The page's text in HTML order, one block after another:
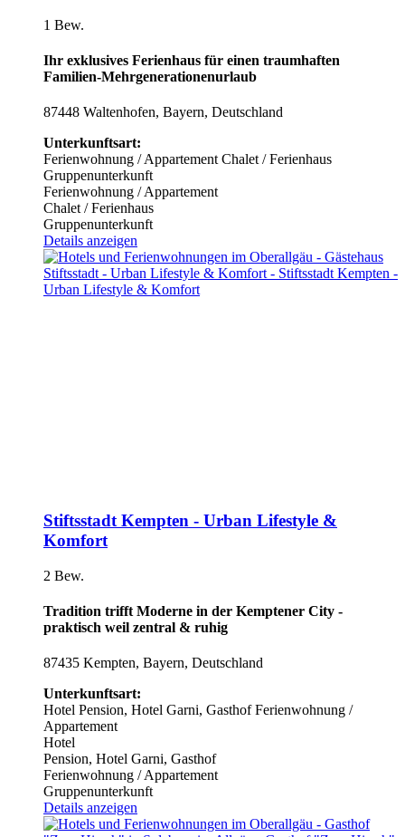
1 Bew.
Ihr exklusives Ferienhaus für einen traumhaften
Familien-Mehrgenerationenurlaub
87448 Waltenhofen, Bayern, Deutschland
Unterkunftsart:
Ferienwohnung / Appartement Chalet / Ferienhaus
Gruppenunterkunft
Ferienwohnung / Appartement
Chalet / Ferienhaus
Gruppenunterkunft
Details anzeigen
Stiftsstadt Kempten - Urban Lifestyle &
Komfort
2 Bew.
Tradition trifft Moderne in der Kemptener City -
praktisch weil zentral & ruhig
87435 Kempten, Bayern, Deutschland
Unterkunftsart:
Hotel Pension, Hotel Garni, GasthofFerienwohnung /
Appartement
Hotel
Pension, Hotel Garni, Gasthof
Ferienwohnung / Appartement
Gruppenunterkunft
Details anzeigen